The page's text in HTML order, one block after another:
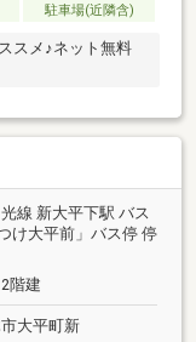
駐車場(近隣含)
スメ♪ネット無料
線 新大平下駅 バス
け大平前」バス停 停
階建
大平町新